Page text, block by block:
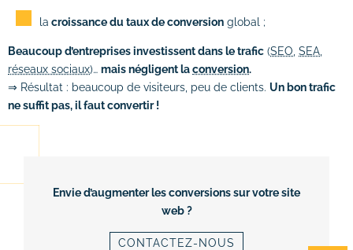
la croissance du taux de conversion global ;
Beaucoup d’entreprises investissent dans le trafic (SEO SEA
réseaux sociaux)… mais négligent laconversion.
⇒ Résultat : beaucoup de visiteurs, peu de clients. Un bon trafic
ne suffit pas, il faut convertir !
Envie d’augmenter les conversions sur votre site
web ?
CONTACTEZ-NOUS